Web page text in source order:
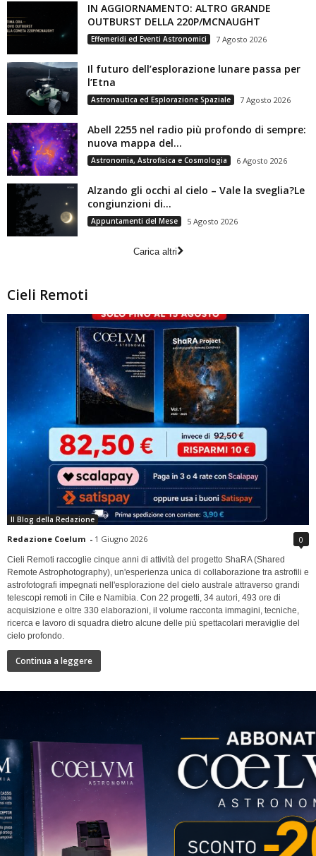
IN AGGIORNAMENTO: ALTRO GRANDE
OUTBURST DELLA 220P/MCNAUGHT
Effemeridi ed Eventi Astronomici 7 Agosto 2026
Il futuro dell’esplorazione lunare passa per
l’Etna
Astronautica ed Esplorazione Spaziale 7 Agosto 2026
Abell 2255 nel radio più profondo di sempre:
nuova mappa del...
Astronomia, Astrofisica e Cosmologia 6 Agosto 2026
Alzando gli occhi al cielo – Vale la sveglia?Le
congiunzioni di...
Appuntamenti del Mese 5 Agosto 2026
Carica altri
Cieli Remoti
Il Blog della Redazione
Redazione Coelum - 1 Giugno 2026 0
Cieli Remoti raccoglie cinque anni di attività del progetto ShaRA (Shared
Remote Astrophotography), un'esperienza unica di collaborazione tra astrofili e
astrofotografi impegnati nell'esplorazione del cielo australe attraverso grandi
telescopi remoti in Cile e Namibia. Con 22 progetti, 34 autori, 493 ore di
acquisizione e oltre 330 elaborazioni, il volume racconta immagini, tecniche,
ricerca e lavoro di squadra dietro alcune delle più spettacolari meraviglie del
cielo profondo.
Continua a leggere